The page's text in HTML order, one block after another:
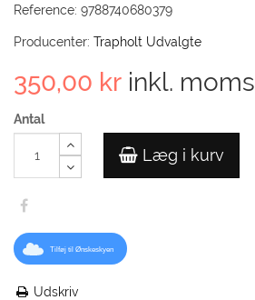
Reference: 9788740680379
Producenter: Trapholt Udvalgte
350,00 kr inkl. moms
Antal
Læg i kurv
Tilføj til Ønskeskyen
Udskriv